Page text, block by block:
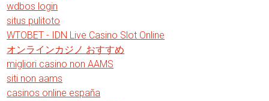
wdbos login
situs pulitoto
WTOBET - IDN Live Casino Slot Online
オンラインカジノ おすすめ
migliori casino non AAMS
siti non aams
casinos online españa